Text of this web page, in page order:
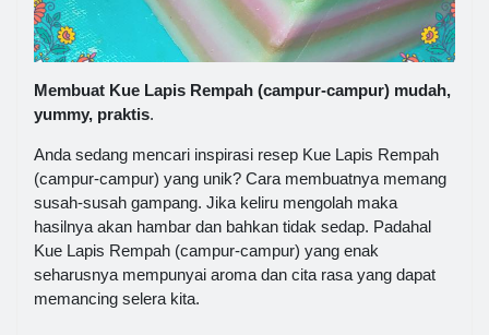
Membuat Kue Lapis Rempah (campur-campur) mudah,
yummy, praktis.
Anda sedang mencari inspirasi resep Kue Lapis Rempah
(campur-campur) yang unik? Cara membuatnya memang
susah-susah gampang. Jika keliru mengolah maka
hasilnya akan hambar dan bahkan tidak sedap. Padahal
Kue Lapis Rempah (campur-campur) yang enak
seharusnya mempunyai aroma dan cita rasa yang dapat
memancing selera kita.